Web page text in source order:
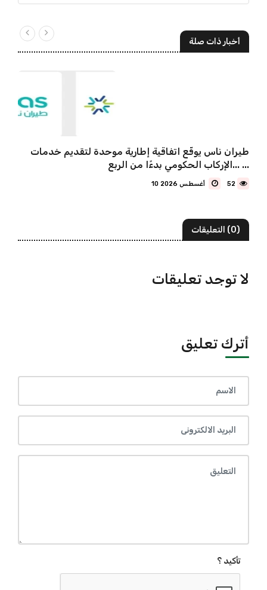
أخبار ذات صلة
طيران ناس يوقّع اتفاقية إطارية موحدة لتقديم خدمات
الإركاب الحكومي بدءًا من الربع... ...
52
(0) التعليقات
لا توجد تعليقات
أترك تعليق
تأكيد ؟